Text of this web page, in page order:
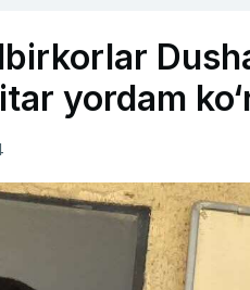
yordam